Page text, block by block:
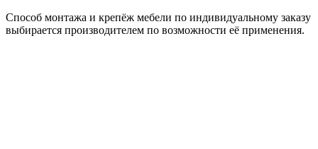
Способ монтажа и крепёж мебели по индивидуальному заказу
выбирается производителем по возможности её применения.